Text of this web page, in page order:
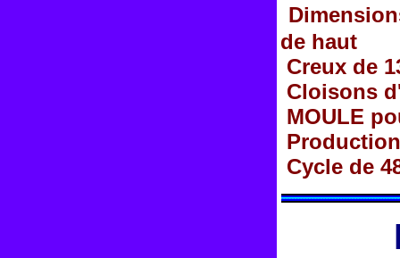
de haut
Creux de
Cloisons
MOULE
Cycle de